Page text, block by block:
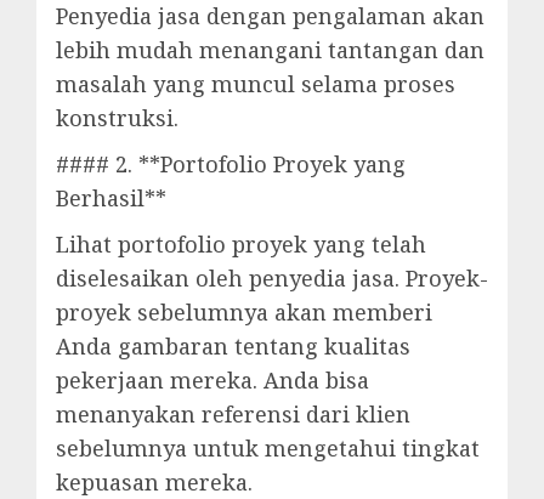
Penyedia jasa dengan pengalaman akan
lebih mudah menangani tantangan dan
masalah yang muncul selama proses
konstruksi.
#### 2. **Portofolio Proyek yang
Berhasil**
Lihat portofolio proyek yang telah
diselesaikan oleh penyedia jasa. Proyek-
proyek sebelumnya akan memberi
Anda gambaran tentang kualitas
pekerjaan mereka. Anda bisa
menanyakan referensi dari klien
sebelumnya untuk mengetahui tingkat
kepuasan mereka.